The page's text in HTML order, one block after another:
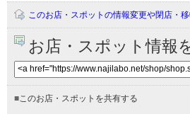
このお店・スポットの情報変更や閉店・
お店・スポット情報
■ このお店・スポットを共有する